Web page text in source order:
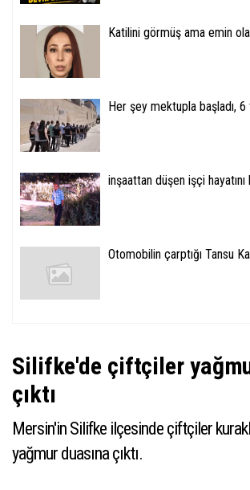
Katilini görmüş ama emin
Her şey mektupla başladı,
inşaattan düşen işçi
Otomobilin çarptığı Tansu
Silifke'de çiftçiler
çıktı
Mersin'in Silifke ilçesinde çiftçiler
yağmur duasına çıktı.